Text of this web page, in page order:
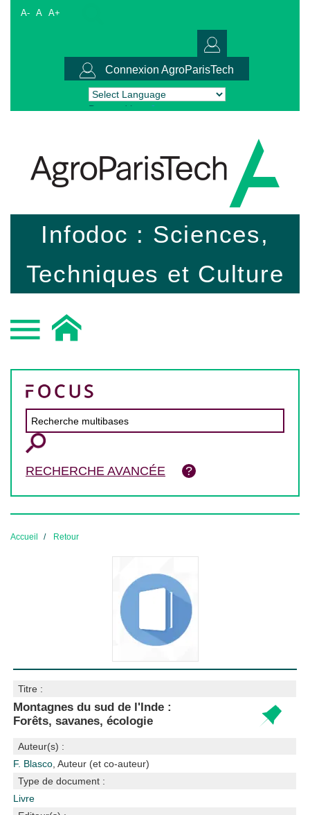
A- A A+
Connexion AgroParisTech
Powered by Translate
Infodoc : Sciences,
Techniques et Culture
RECHERCHE AVANCÉE
Accueil Retour
Titre :
Montagnes du sud de l'Inde :
Forêts, savanes, écologie
Auteur(s) :
F. Blasco , Auteur (et co-auteur)
Type de document :
Livre